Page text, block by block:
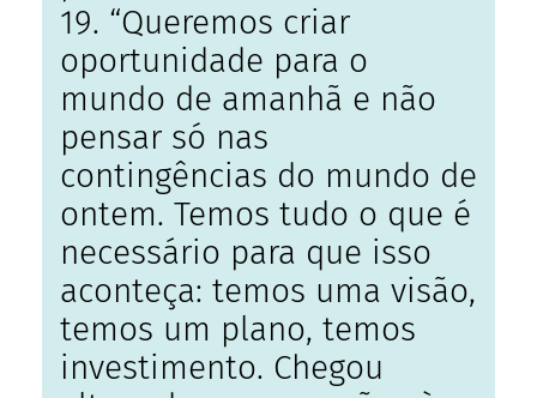
19. “Queremos criar
oportunidade para o
mundo de amanhã e não
pensar só nas
contingências do mundo de
ontem. Temos tudo o que é
necessário para que isso
aconteça: temos uma visão,
temos um plano, temos
investimento. Chegou